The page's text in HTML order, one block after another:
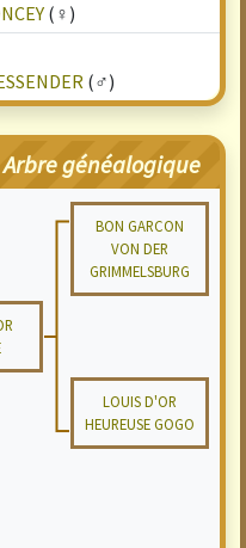
(♀)
(♂)
Arbre généalogique
BON GARCON
VON DER
GRIMMELSBURG
LOUIS D'OR
HEUREUSE GOGO